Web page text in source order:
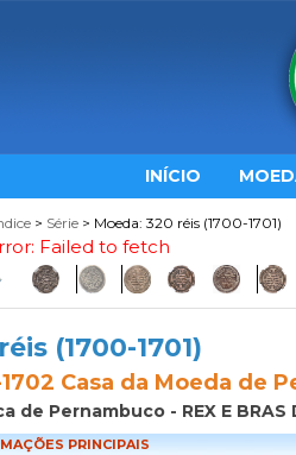
INÍCIO
> Série > Moeda: 320 réis (1700-1701)
Failed to fetch
(1700-1701)
Casa da Moeda de
de Pernambuco - REX E BRAS
PRINCIPAIS